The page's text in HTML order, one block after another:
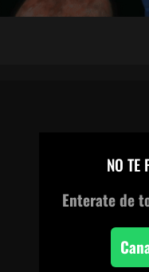
NO TE
Enterate de